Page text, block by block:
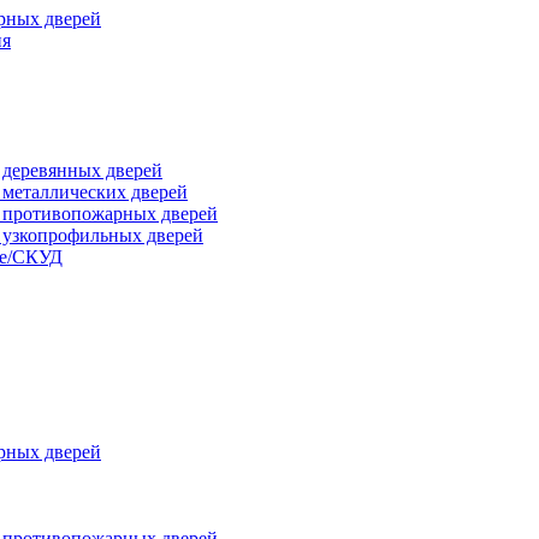
дверей
дверей
дверей
дверей
дверей
СКУД
дверей